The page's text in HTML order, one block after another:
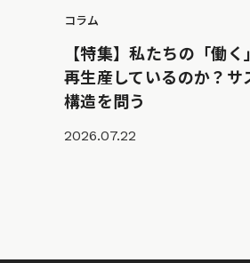
コラム
【特集】私たちの「働
再生産しているのか？サ
構造を問う
2026.07.22